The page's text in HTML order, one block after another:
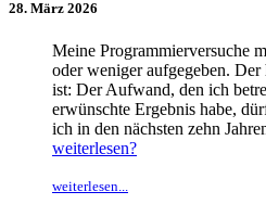
28. März 2026
Meine Programmierversuche
oder weniger aufgegeben.
ist: Der Aufwand, den ich
erwünschte Ergebnis habe,
ich in den nächsten zehn
weiterlesen?
weiterlesen...